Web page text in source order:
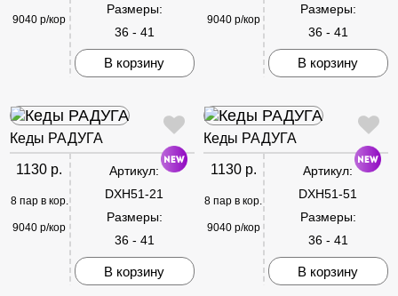
9040 р/кор
Размеры:
36 - 41
В корзину
9040 р/кор
Размеры:
36 - 41
В корзину
Кеды РАДУГА
1130 р.
8 пар в кор.
9040 р/кор
Артикул:
DXH51-21
Размеры:
36 - 41
В корзину
Кеды РАДУГА
1130 р.
8 пар в кор.
9040 р/кор
Артикул:
DXH51-51
Размеры:
36 - 41
В корзину